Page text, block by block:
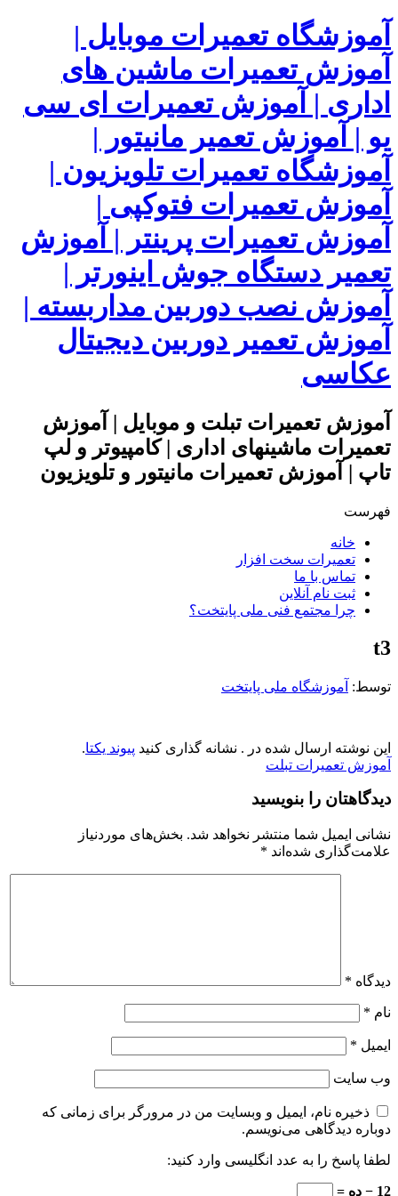
آموزشگاه تعمیرات موبایل |
آموزش تعمیرات ماشین های
اداری | آموزش تعمیرات ای سی
یو | آموزش تعمیر مانیتور |
آموزشگاه تعمیرات تلویزیون |
آموزش تعمیرات فتوکپی |
آموزش تعمیرات پرینتر | آموزش
تعمیر دستگاه جوش اینورتر |
آموزش نصب دوربین مداربسته |
آموزش تعمیر دوربین دیجیتال
عکاسی
آموزش تعمیرات تبلت و موبایل | آموزش
تعمیرات ماشینهای اداری | کامپیوتر و لپ
تاپ | آموزش تعمیرات مانیتور و تلویزیون
فهرست
خانه
تعمیرات سخت افزار
تماس با ما
ثبت نام آنلاین
چرا مجتمع فنی ملی پایتخت؟
t3
توسط: ‪ آموزشگاه ملی پایتخت
این نوشته ارسال شده در . نشانه گذاری کنید پیوند یکتا.
Post
navigation
آموزش تعمیرات تبلت
دیدگاهتان را بنویسید
نشانی ایمیل شما منتشر نخواهد شد. بخش‌های موردنیاز
علامت‌گذاری شده‌اند *
دیدگاه *
نام *
ایمیل *
وب‌ سایت
ذخیره نام، ایمیل و وبسایت من در مرورگر برای زمانی که
دوباره دیدگاهی می‌نویسم.
لطفا پاسخ را به عدد انگلیسی وارد کنید:
12 − ده =